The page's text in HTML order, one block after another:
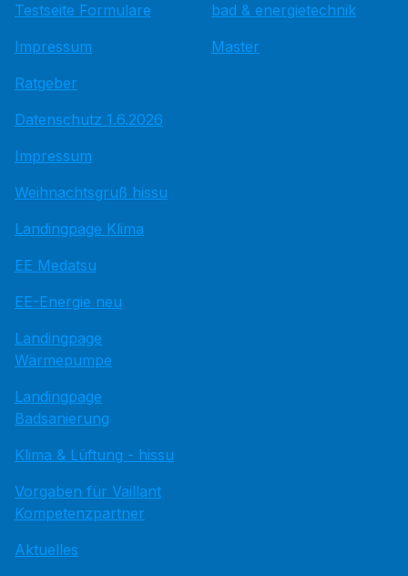
Testseite Formulare
Impressum
Ratgeber
Datenschutz 1.6.2026
Impressum
Weihnachtsgruß hissu
Landingpage Klima
EE Medatsu
EE-Energie neu
Landingpage
Wärmepumpe
Landingpage
Badsanierung
Klima & Lüftung - hissu
Vorgaben für Vaillant
Kompetenzpartner
Aktuelles
bad & energietechnik
Master